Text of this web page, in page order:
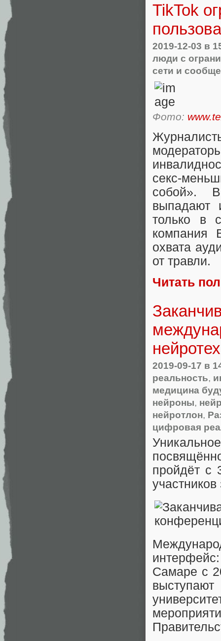
TikTok
2019-12-03 в
люди с
сети и
Фото:
секс-
собой».
выпадают
только в
компания
охвата
от травли.
Читать
2019-09-17 в
реальность,
медицина
нейроны,
нейротлон,
цифровая
пройдёт с
Самаре с